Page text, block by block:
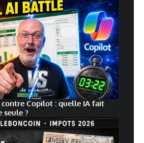
contre Copilot : quelle IA fait
seule ?